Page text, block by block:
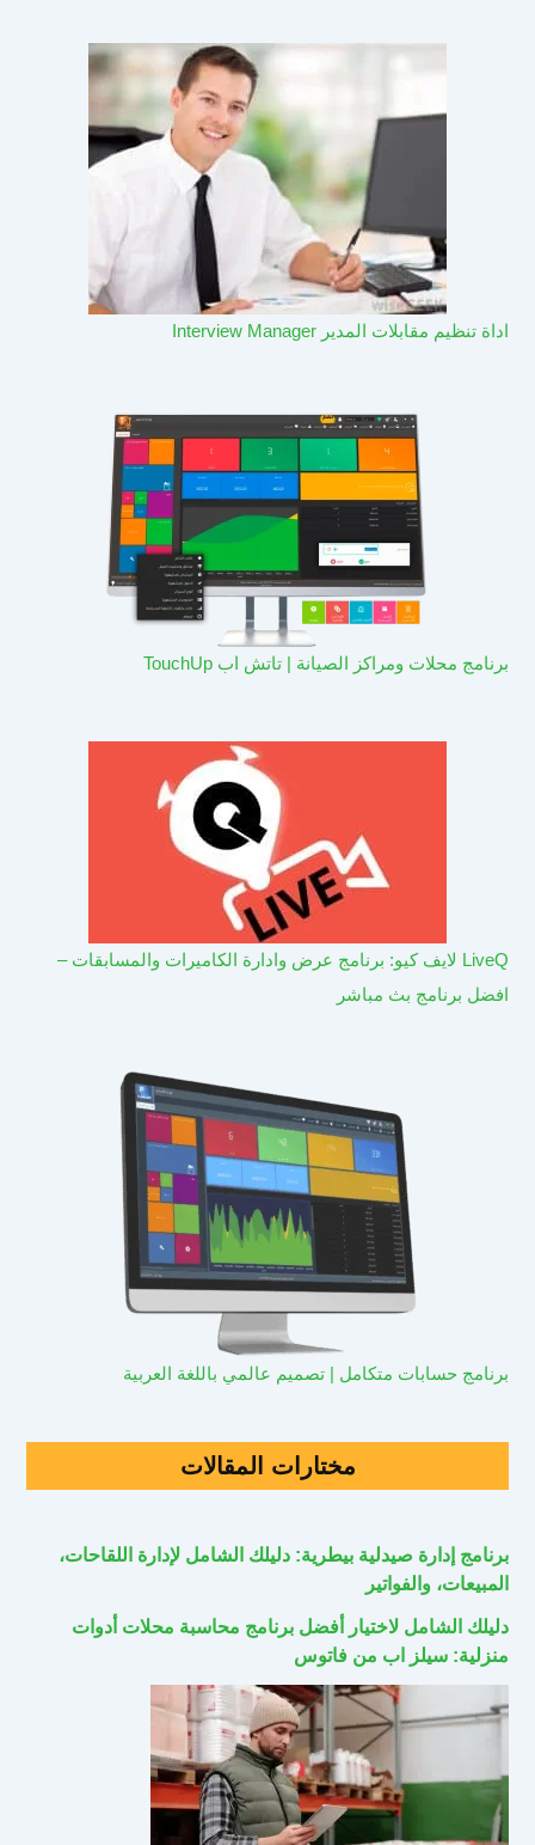
اداة تنظيم مقابلات المدير Interview Manager
برنامج محلات ومراكز الصيانة | تاتش اب TouchUp
LiveQ لايف كيو: برنامج عرض وادارة الكاميرات والمسابقات –
افضل برنامج بث مباشر
برنامج حسابات متكامل | تصميم عالمي باللغة العربية
مختارات المقالات
برنامج إدارة صيدلية بيطرية: دليلك الشامل لإدارة اللقاحات،
المبيعات، والفواتير
دليلك الشامل لاختيار أفضل برنامج محاسبة محلات أدوات
منزلية: سيلز اب من فاتوس